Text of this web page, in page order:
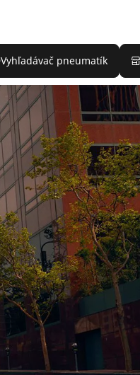
Vyhľadávač pneumatík